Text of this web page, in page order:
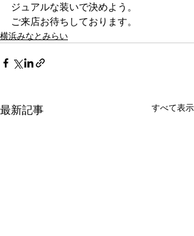
ジュアルな装いで決めよう。
ご来店お待ちしております。
横浜みなとみらい
最新記事 すべて表示